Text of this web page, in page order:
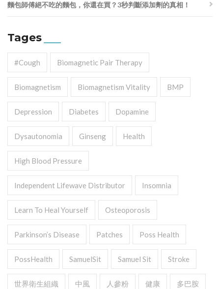
麵包師傅絕不吃的麵包，你還在買？3秒判斷添加劑的真相！
Tages
#cough Biomagnetic Pair Therapy
Biomagnetism Biomagnetism Vitality BMP
Depression Diabetes Dopamine
Dysautonomia Ginseng Health
High Blood Pressure
Independent Lifewave Distributor Insomnia
Learn To Heal Yourself Osteoporosis
Parkinson’s Disease Patches Poss Health
PossHealth SamuelSit Samuel Sit Stroke
世界衛生組織 中風 人參粉 健康 多巴胺